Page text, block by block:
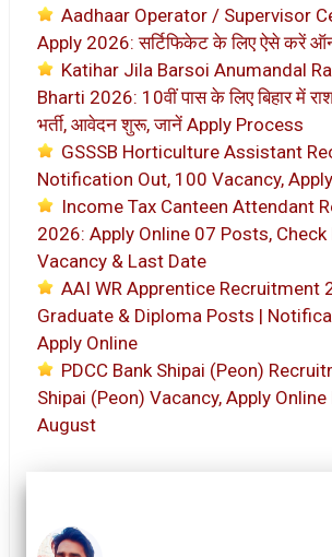
Aadhaar Operator / Supervisor
Apply 2026: सर्टिफिकेट के लिए ऐसे करें
Katihar Jila Barsoi Anumandal
Bharti 2026: 10वीं पास के लिए बिहार में
भर्ती, आवेदन शुरू, जानें Apply Process
GSSSB Horticulture Assistant
Notification Out, 100 Vacancy,
Income Tax Canteen Attendant
2026: Apply Online 07 Posts, Check
Vacancy & Last Date
AAI WR Apprentice Recruitment
Graduate & Diploma Posts |
Apply Online
PDCC Bank Shipai (Peon)
Shipai (Peon) Vacancy, Apply
August